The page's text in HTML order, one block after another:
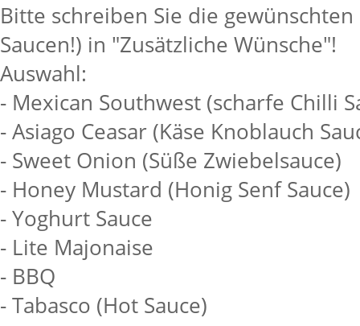
Bitte schreiben Sie die gewünschten
Saucen!) in "Zusätzliche Wünsche"!
Auswahl:
- Mexican Southwest (scharfe Chilli
- Asiago Ceasar (Käse Knoblauch
- Sweet Onion (Süße Zwiebelsauce)
- Honey Mustard (Honig Senf Sauce)
- Yoghurt Sauce
- Lite Majonaise
- BBQ
- Tabasco (Hot Sauce)